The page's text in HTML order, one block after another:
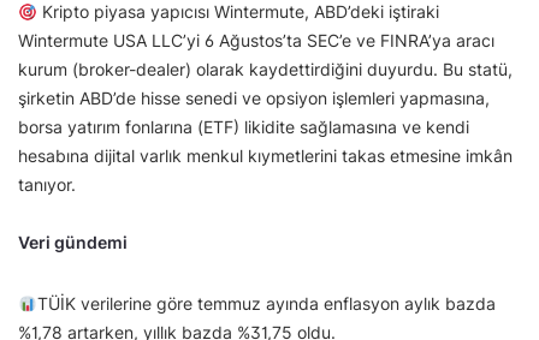
Kripto piyasa yapıcısı Wintermute, ABD’deki iştiraki
Wintermute USA LLC’yi 6 Ağustos’ta SEC’e ve FINRA’ya aracı
kurum (broker-dealer) olarak kaydettirdiğini duyurdu. Bu statü,
şirketin ABD’de hisse senedi ve opsiyon işlemleri yapmasına,
borsa yatırım fonlarına (ETF) likidite sağlamasına ve kendi
hesabına dijital varlık menkul kıymetlerini takas etmesine imkân
tanıyor.
Veri gündemi
TÜİK verilerine göre temmuz ayında enflasyon aylık bazda
%1,78 artarken, yıllık bazda %31,75 oldu.